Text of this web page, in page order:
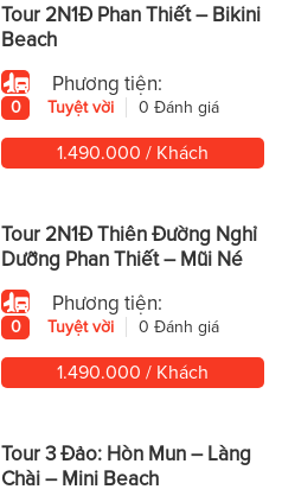
Tour 2N1Đ Phan Thiết – Bikini
Beach
Phương tiện:
0 Tuyệt vời 0 Đánh giá
1.490.000 / Khách
Tour 2N1Đ Thiên Đường Nghỉ
Dưỡng Phan Thiết – Mũi Né
Phương tiện:
0 Tuyệt vời 0 Đánh giá
1.490.000 / Khách
Tour 3 Đảo: Hòn Mun – Làng
Chài – Mini Beach